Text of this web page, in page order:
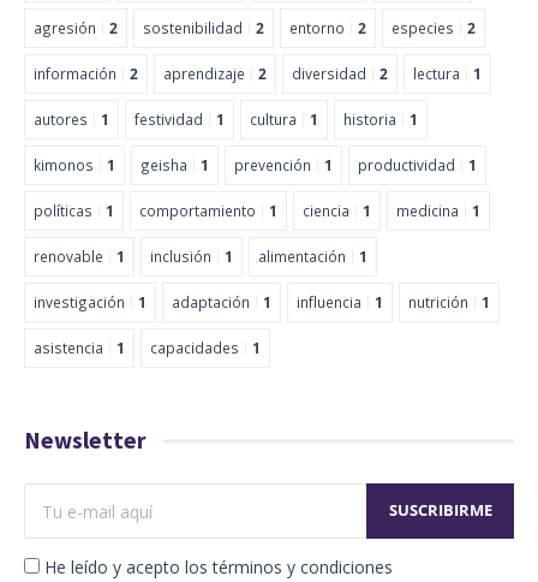
agresión 2 sostenibilidad 2 entorno 2 especies 2
información 2 aprendizaje 2 diversidad 2 lectura 1
autores 1 festividad 1 cultura 1 historia 1
kimonos 1 geisha 1 prevención 1 productividad 1
políticas 1 comportamiento 1 ciencia 1 medicina 1
renovable 1 inclusión 1 alimentación 1
investigación 1 adaptación 1 influencia 1 nutrición 1
asistencia 1 capacidades 1
Newsletter
He leído y acepto los términos y condiciones